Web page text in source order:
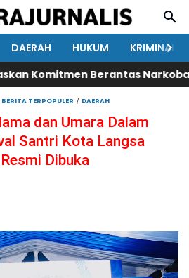
DAERAH HUKUM
KRIMINAL
Berantas Narkoba, 80
BERITA TERPOPULER DAERAH
dan Umara Dalam
Santri Kota Langsa
Dibuka